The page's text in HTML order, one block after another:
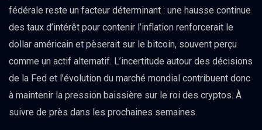
fédérale reste un facteur déterminant : une hausse continue
des taux d’intérêt pour contenir l’inflation renforcerait le
dollar américain et pèserait sur le bitcoin, souvent perçu
comme un actif alternatif. L’incertitude autour des décisions
de la Fed et l’évolution du marché mondial contribuent donc
à maintenir la pression baissière sur le roi des cryptos. À
suivre de près dans les prochaines semaines.